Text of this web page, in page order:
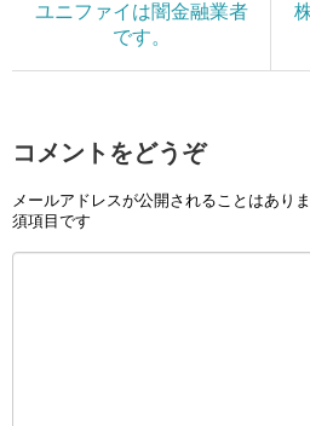
ユニファイは闇金融業者
です。
コメントをどうぞ
メールアドレスが公開されることはありま
須項目です